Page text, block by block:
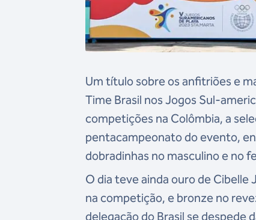
Um título sobre os anfitriões e
Time Brasil nos Jogos Sul-
competições na Colômbia, a
pentacampeonato do evento,
dobradinhas no masculino e no
O dia teve ainda ouro de Cibelle
na competição, e bronze no
delegação do Brasil se despede